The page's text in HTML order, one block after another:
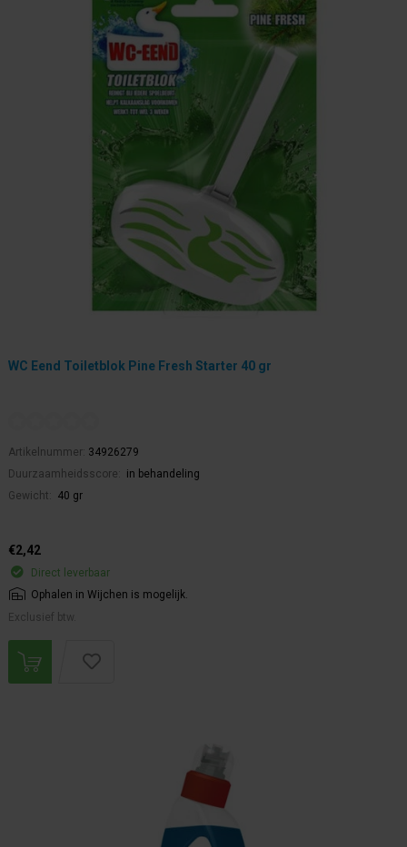
WC Eend Toiletblok Pine Fresh Starter 40 gr
Artikelnummer: 34926279
Duurzaamheidsscore:
in behandeling
Gewicht:
40 gr
€2,42
Direct leverbaar
Ophalen in Wijchen is mogelijk.
Exclusief btw.